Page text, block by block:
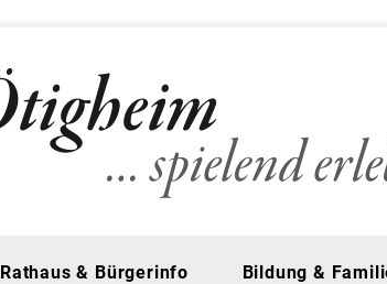
Rathaus & Bürgerinfo Bildung &